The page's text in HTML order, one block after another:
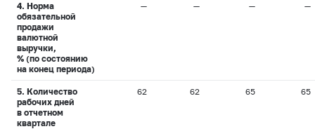
4. Норма
обязательной
продажи
валютной
выручки,
% (по состоянию
на конец периода)
— — — —
5. Количество
рабочих дней
в отчетном
квартале
62 62 65 65